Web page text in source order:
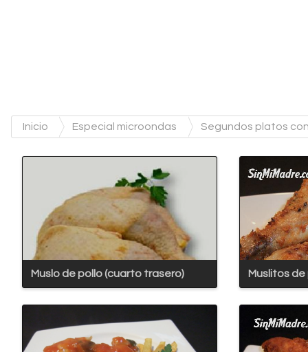
Inicio Especial microondas Segundos platos
Muslo de pollo (cuarto trasero) Muslitos